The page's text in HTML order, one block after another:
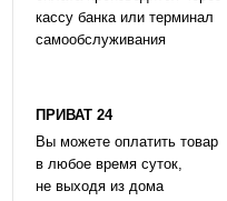
кассу банка или терминал
самообслуживания
ПРИВАТ 24
Вы можете оплатить товар
в любое время суток,
не выходя из дома